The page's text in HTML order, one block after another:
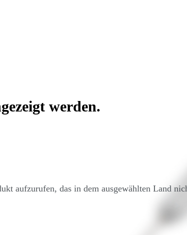
werden.
aufzurufen, das in dem ausgewählten Land